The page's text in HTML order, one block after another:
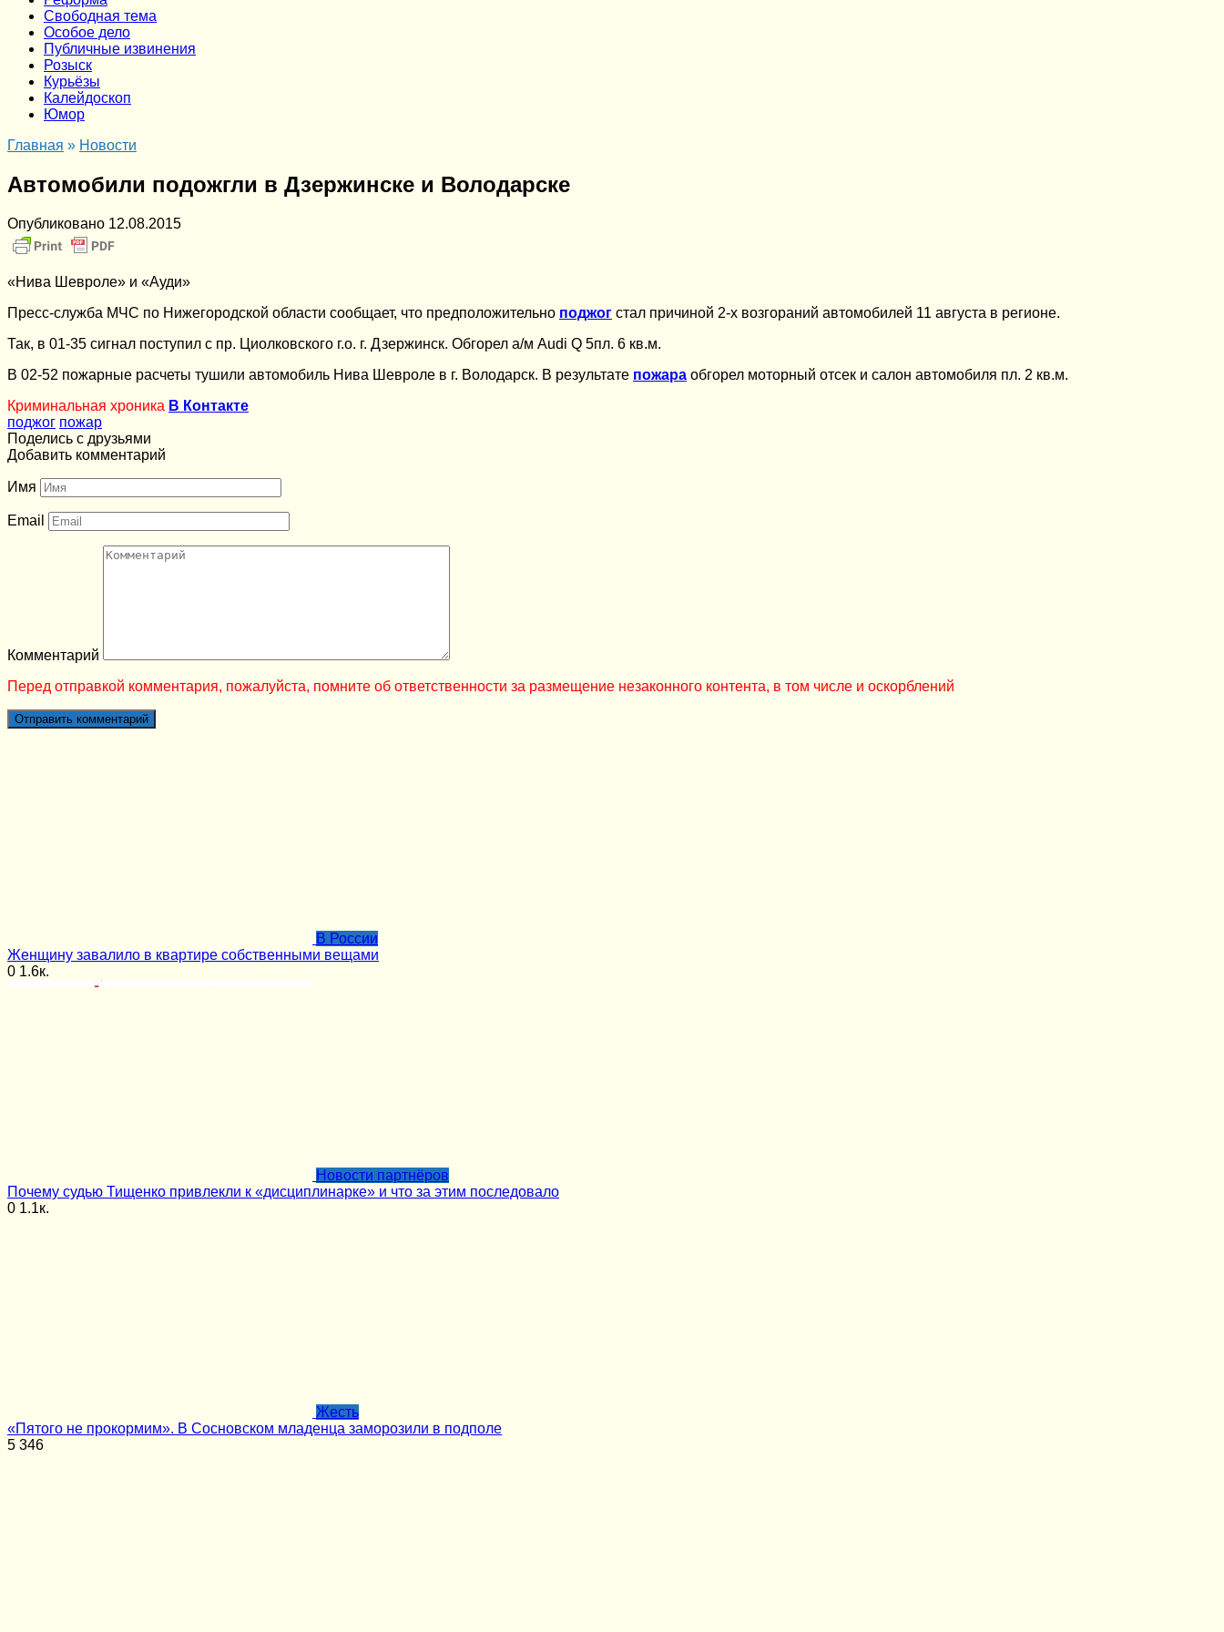
Cвободная тема
Особое дело
Публичные извинения
Розыск
Курьёзы
Калейдоскоп
Юмор
Главная » Новости
Автомобили подожгли в Дзержинске и Володарске
Опубликовано 12.08.2015
«Нива Шевроле» и «Ауди»
Пресс-служба МЧС по Нижегородской области сообщает, что предположительно поджог стал причиной 2-х возгораний автомобилей 11 августа в регионе.
Так, в 01-35 сигнал поступил с пр. Циолковского г.о. г. Дзержинск. Обгорел а/м Audi Q 5пл. 6 кв.м.
В 02-52 пожарные расчеты тушили автомобиль Нива Шевроле в г. Володарск. В результате пожара обгорел моторный отсек и салон автомобиля пл. 2 кв.м.
Криминальная хроника В Контакте
поджог пожар
Поделись с друзьями
Добавить комментарий
Имя
Email
Комментарий
Перед отправкой комментария, пожалуйста, помните об ответственности за размещение незаконного контента, в том числе и оскорблений
В России
Женщину завалило в квартире собственными вещами
0 1.6к.
Новости партнёров
Почему судью Тищенко привлекли к «дисциплинарке» и что за этим последовало
0 1.1к.
Жесть
«Пятого не прокормим». В Сосновском младенца заморозили в подполе
5 346